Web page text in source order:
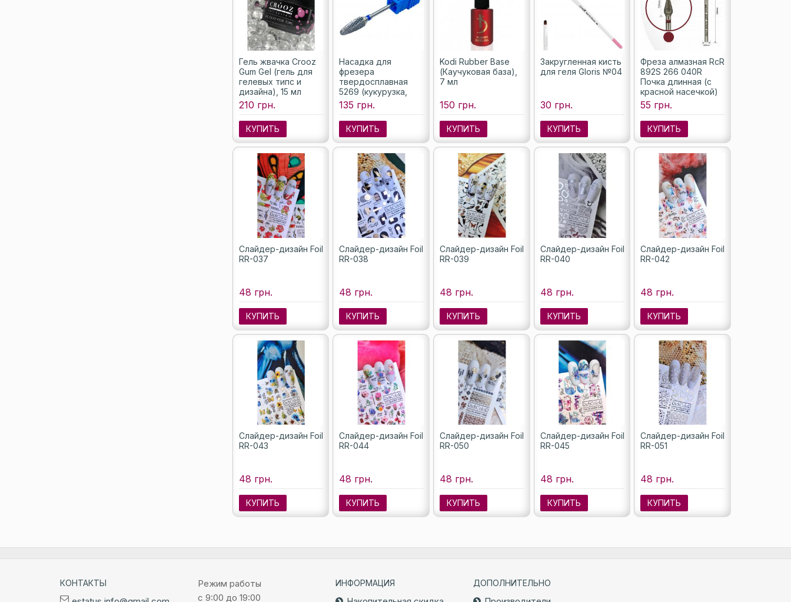
Гель жвачка Crooz
Gum Gel (гель для
гелевых типс и
дизайна), 15 мл
210 грн.
КУПИТЬ
Насадка для
фрезера
твердосплавная
5269 (кукурузка,
насечка синяя)
135 грн.
КУПИТЬ
Kodi Rubber Base
(Каучуковая база),
7 мл
150 грн.
КУПИТЬ
Закругленная кисть
для геля Gloris №04
30 грн.
КУПИТЬ
Фреза алмазная RcR
892S 266 040R
Почка длинная (с
красной насечкой)
55 грн.
КУПИТЬ
Слайдер-дизайн Foil
RR-037
48 грн.
КУПИТЬ
Слайдер-дизайн Foil
RR-038
48 грн.
КУПИТЬ
Слайдер-дизайн Foil
RR-039
48 грн.
КУПИТЬ
Слайдер-дизайн Foil
RR-040
48 грн.
КУПИТЬ
Слайдер-дизайн Foil
RR-042
48 грн.
КУПИТЬ
Слайдер-дизайн Foil
RR-043
48 грн.
КУПИТЬ
Слайдер-дизайн Foil
RR-044
48 грн.
КУПИТЬ
Слайдер-дизайн Foil
RR-050
48 грн.
КУПИТЬ
Слайдер-дизайн Foil
RR-045
48 грн.
КУПИТЬ
Слайдер-дизайн Foil
RR-051
48 грн.
КУПИТЬ
КОНТАКТЫ
Режим работы
с 9:00 до 19:00
ИНФОРМАЦИЯ ДОПОЛНИТЕЛЬНО